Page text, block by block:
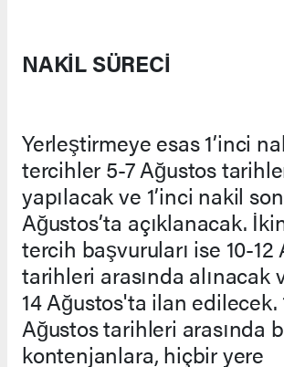
NAKİL SÜRECİ
Yerleştirmeye esas 1’inci
tercihler 5-7 Ağustos
yapılacak ve 1’inci nakil
Ağustos’ta açıklanacak.
tercih başvuruları ise 10-12
tarihleri arasında alınacak
14 Ağustos'ta ilan edilecek.
Ağustos tarihleri arasında
kontenjanlara, hiçbir yere